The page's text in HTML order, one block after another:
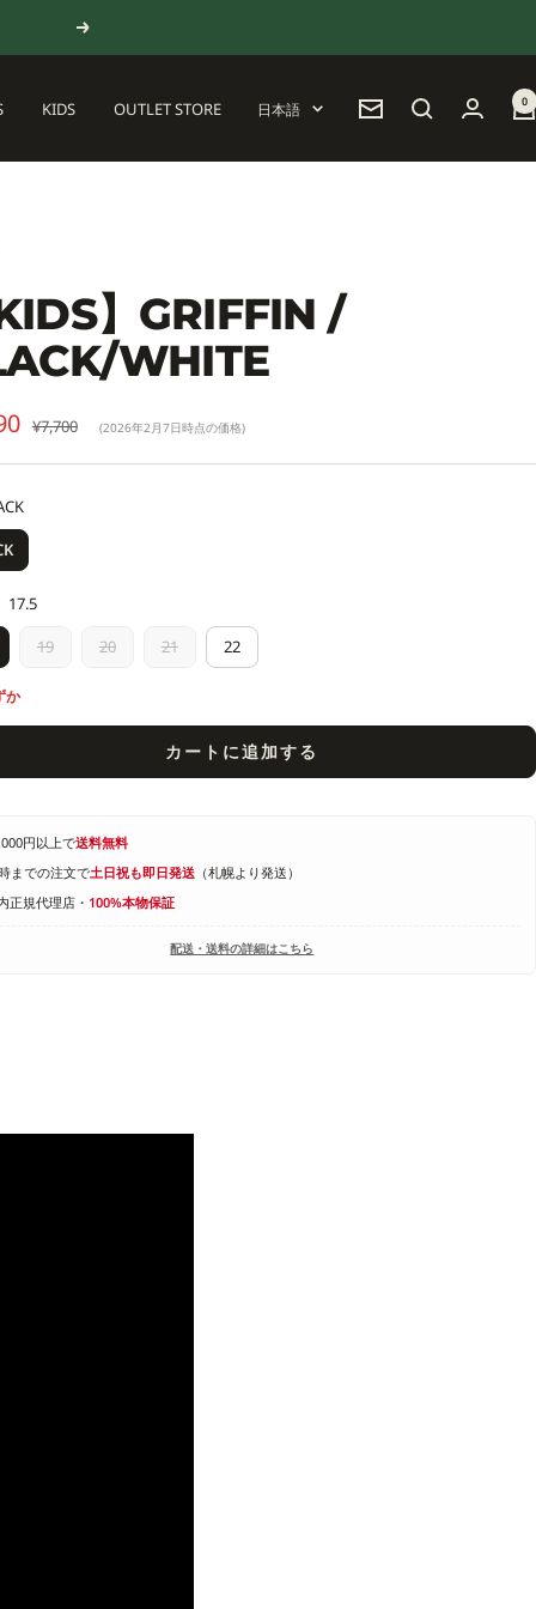
次
へ
KIDS OUTLET STORE
言
日本語
ニ
ー
0
KIDS】GRIFFIN /
WHITE
通
¥7,700 (2026年2月7日時点の価格)
17.5
19 20 21 22
か
カートに追加する
円以上で送料無料
までの注文で土日祝も即日発送（札幌より発送）
正規代理店・ 100%本物保証
配送・送料の詳細はこちら